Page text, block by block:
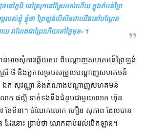
ដូច​នៅ​ភូមិ នៅ​ស្រុក​នៅ​ស្រែ​អស់ហើយ ក្នុង​តំបន់​ព្រៃ​
ភ​របស់​ខ្ញុំ ខ្ញុំ​ថា ព្រៃ​ឡង់​បើសិនជា​យើង​នៅ​បណ្ដែត
យ វា​លែង​ជា​ព្រៃ​ហើយ​ទៅ​ថ្ងៃមុខ»។
ន់​អាច​សុំ​ការ​ឆ្លើយ​តប ពី​បណ្ដាញ​សហគមន៍​ព្រៃឡង់
ក ស្រី ថី និង​អ្នកសម្របសម្រួល​បណ្ដាញ​សហគមន៍
ក ឯក សុវណ្ណា និង​តំណាង​បណ្ដាញ​សហគមន៍​
ង លោក ផល្លី ទាក់ទង​នឹង​ជំនួប​ជាមួយ​លោក ហ៊ុន
៧ ខែ​មីនា។ ចំណែក​លោក ហឿន សុភាព ដែល​បាន​
រ​នោះ ប្រាប់​ថា លោក​ជាប់រវល់​បើកឡាន។